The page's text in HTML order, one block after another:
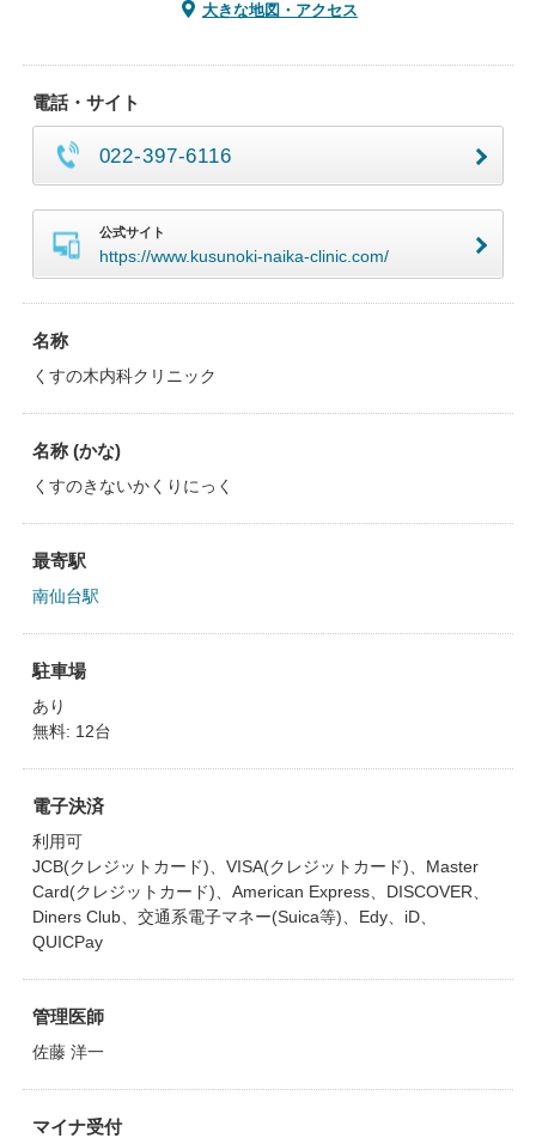
大きな地図・アクセス
電話・サイト
022-397-6116
公式サイト
https://www.kusunoki-naika-clinic.com/
名称
くすの木内科クリニック
名称 (かな)
くすのきないかくりにっく
最寄駅
南仙台駅
駐車場
あり
無料: 12台
電子決済
利用可
JCB(クレジットカード)、VISA(クレジットカード)、Master
Card(クレジットカード)、American Express、DISCOVER、
Diners Club、交通系電子マネー(Suica等)、Edy、iD、
QUICPay
管理医師
佐藤 洋一
マイナ受付